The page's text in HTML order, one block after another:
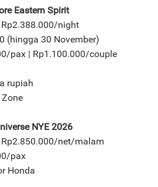
Eastern Spirit
Rp2.388.000/night
(hingga 30 November)
pax | Rp1.100.000/couple
rupiah
Zone
NYE 2026
Rp2.850.000/net/malam
pax
Honda